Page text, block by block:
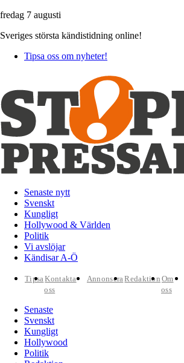
fredag 7 augusti
Sveriges största kändistidning online!
Tipsa oss om nyheter!
Senaste nytt
Svenskt
Kungligt
Hollywood & Världen
Politik
Vi avslöjar
Kändisar A-Ö
TipsaKontakta
oss
AnnonseraRedaktion Om
oss
Senaste
Svenskt
Kungligt
Hollywood
Politik